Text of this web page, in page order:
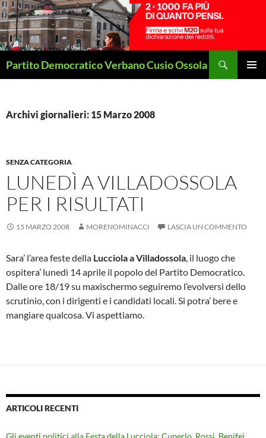
Vai
al
contenuto
Partito Democratico Verbano Cusio Ossola
Archivi giornalieri: 15 Marzo 2008
SENZA CATEGORIA
LUNEDÌ A VILLADOSSOLA
PER I RISULTATI
15 MARZO 2008 MORENOMINACCI LASCIA UN COMMENTO
Sara’ l’area feste della Lucciola a Villadossola, il luogo che
ospitera’ lunedì 14 aprile il popolo del Partito Democratico.
Dalle ore 18/19 su maxischermo seguiremo l’evolversi dello
scrutinio, con i dirigenti e i candidati locali. Si potra’ bere e
mangiare qualcosa. Vi aspettiamo.
ARTICOLI RECENTI